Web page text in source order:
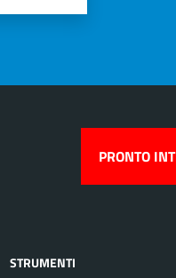
PRONTO
STRUMENTI